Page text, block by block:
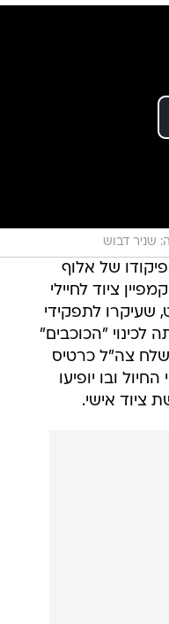
שניר דבוש
של אלוף
ציוד לחיילי
שעיקרו לתפקידי
"הכוכבים"
ישלח צה"ל כרטיס
ובו יופיעו
ציוד אישי.